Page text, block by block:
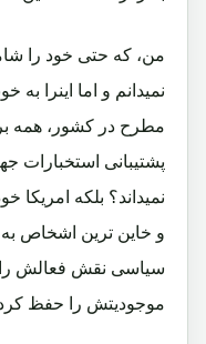
من، که حتی خود را
نمیدانم و اما اینرا
مطرح در کشور، همه
پشتیبانی استخبارات
نمیداند؟ بلکه
و خاین ترین اشخاص
سیاسی نقش فعالش را
موجودیتش را حفظ